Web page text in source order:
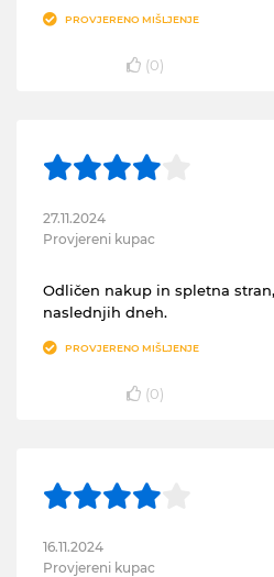
PROVJERENO MIŠLJENJE
(0)
27.11.2024
Provjereni kupac
Odličen nakup in spletna
naslednjih dneh.
PROVJERENO MIŠLJENJE
(0)
16.11.2024
Provjereni kupac